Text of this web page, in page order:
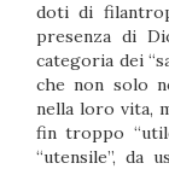
doti di
presenza di
categoria dei
che non solo
nella loro vita,
fin troppo
“utensile”, da